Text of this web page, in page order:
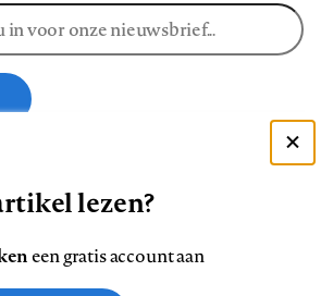
ons
lezen?
een gratis account aan